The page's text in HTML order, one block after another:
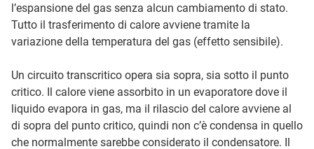
l’espansione del gas senza alcun cambiamento di stato.
Tutto il trasferimento di calore avviene tramite la
variazione della temperatura del gas (effetto sensibile).
Un circuito transcritico opera sia sopra, sia sotto il punto
critico. Il calore viene assorbito in un evaporatore dove il
liquido evapora in gas, ma il rilascio del calore avviene al
di sopra del punto critico, quindi non c’è condensa in quello
che normalmente sarebbe considerato il condensatore. Il